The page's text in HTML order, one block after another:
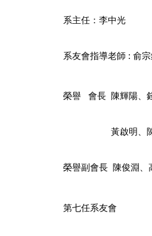
系主任：李中光
系友會指導老師 : 俞
榮譽   會長  陳輝陽
黃啟明、陳
榮譽副會長  陳俊淵
第七任系友會